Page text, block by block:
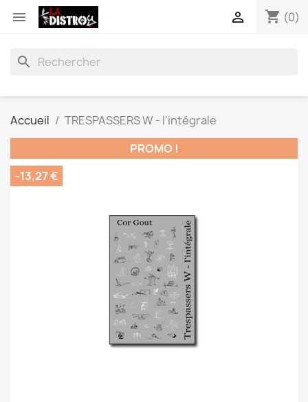
 shopping_cart (0)

search
Accueil
TRESPASSERS W - l'intégrale
PROMO !
-13,27 €